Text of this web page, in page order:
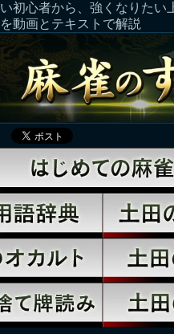
初心者から、強くなりたい
動画とテキストで解説